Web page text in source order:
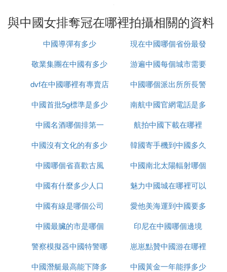
與中國女排奪冠在哪裡拍攝相關的資料
中國導彈有多少
現在中國哪個省份最發
達
敬業集團在中國有多少
辦事處
游遍中國每個城市需要
多久
dvf在中國哪裡有專賣店
中國哪個派出所所長警
銜最高
中國首批5g標準是多少
南航中國官網電話是多
少錢
中國名酒哪個排第一
航拍中國下載在哪裡
中國沒有文化的有多少
韓國寄手機到中國多久
中國哪個省喜歡古風
中國南北太陽輻射哪個
大
中國有什麼多少人口
魅力中國城在哪裡可以
看
中國有線是哪個公司
愛他美海運到中國要多
久
中國最臟的市是哪個
印尼在中國哪個邊境
警察模擬器中國特警哪
裡下載
崽崽點贊中國游在哪裡
中國潛艇最高能下降多
中國黃金一年能掙多少